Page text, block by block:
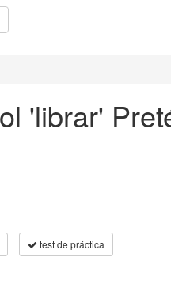
'librar'
test de práctica